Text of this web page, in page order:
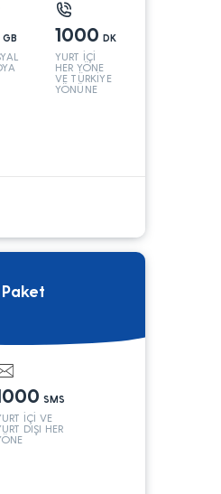
GB 1000 DK
YURT İÇİ
HER YÖNE
VE TÜRKİYE
YÖNÜNE
SMS
İÇİ VE
DIŞI HER